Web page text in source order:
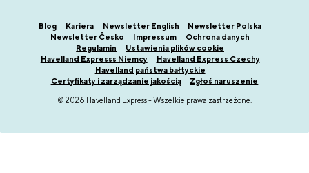
Blog Kariera Newsletter English
Newsletter Polska
Newsletter Česko
Impressum
Ochrona danych
Regulamin
Ustawienia plików cookie
Havelland Expresss Niemcy
Havelland Express Czechy
Havelland państwa bałtyckie
Certyfikaty i zarządzanie jakością
Zgłoś naruszenie
© 2026 Havelland Express - Wszelkie prawa zastrzeżone.